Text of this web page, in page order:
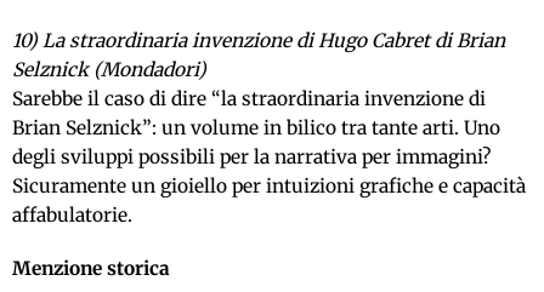
10) La straordinaria invenzione di Hugo Cabret di Brian
Selznick (Mondadori)
Sarebbe il caso di dire “la straordinaria invenzione di
Brian Selznick”: un volume in bilico tra tante arti. Uno
degli sviluppi possibili per la narrativa per immagini?
Sicuramente un gioiello per intuizioni grafiche e capacità
affabulatorie.
Menzione storica